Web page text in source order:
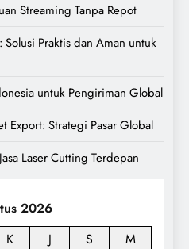
Streaming Tanpa Repot
Praktis dan Aman untuk
untuk Pengiriman Global
Export: Strategi Pasar Global
Laser Cutting Terdepan
2026
K J S
M